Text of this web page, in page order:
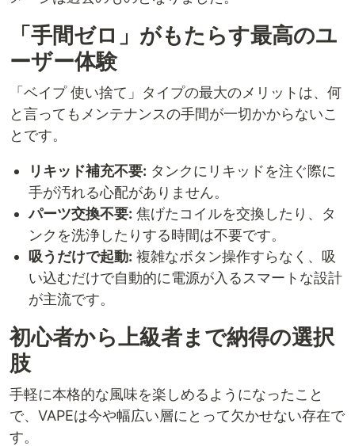
「手間ゼロ」がもたらす最高のユ
ーザー体験
「ベイプ 使い捨て」タイプの最大のメリットは、何
と言ってもメンテナンスの手間が一切かからないこ
とです。
リキッド補充不要: タンクにリキッドを注ぐ際に
手が汚れる心配がありません。
パーツ交換不要: 焦げたコイルを交換したり、タ
ンクを洗浄したりする時間は不要です。
吸うだけで起動: 複雑なボタン操作すらなく、吸
い込むだけで自動的に電源が入るスマートな設計
が主流です。
初心者から上級者まで納得の選択
肢
手軽に本格的な風味を楽しめるようになったこと
で、VAPEは今や幅広い層にとって欠かせない存在で
す。